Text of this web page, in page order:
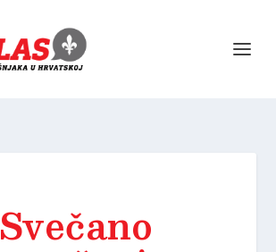
Svečano